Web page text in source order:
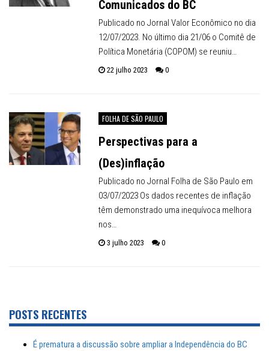
Comunicados do BC
Publicado no Jornal Valor Econômico no dia
12/07/2023. No último dia 21/06 o Comitê de
Política Monetária (COPOM) se reuniu…
22 julho 2023 0
FOLHA DE SÃO PAULO
Perspectivas para a
(Des)inflação
Publicado no Jornal Folha de São Paulo em
03/07/2023 Os dados recentes de inflação
têm demonstrado uma inequívoca melhora
nos…
3 julho 2023 0
POSTS RECENTES
É prematura a discussão sobre ampliar a Independência do BC